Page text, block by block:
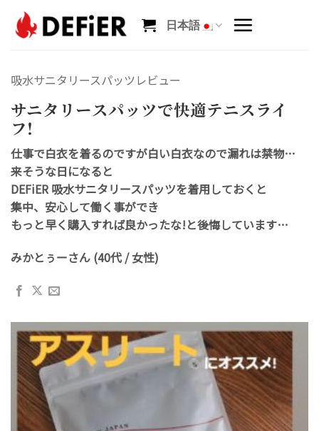
content
日本語
吸水サニタリースパッツレビュー
サニタリースパッツで快適テニスライ
フ!
仕事で白衣を着るのですが白い白衣なので漏れは禁物…
来そうな日になると
DEFiER 吸水サニタリースパッツを着用しておくと
集中、安心して働く事ができ
もっと早く購入すれば良かったな!と後悔しています…
みかとぅーさん (40代 / 女性)